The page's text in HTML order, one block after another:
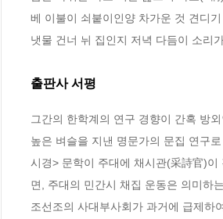
베 이불이 쇠붙이인양 차가운 것 견디
냇물 건너 뉘 집인지 저녁 다듬이 소리
출판사 서평
그간의 한학계의 연구 경향이 간혹 방
높은 벼슬을 지낸 명문가의 문집 연구
시경> 문학이 주대에 채시관(采詩官)
면, 주대의 민간시 채집 운동은 의미하
조선조의 사대부사회가 과거에 급제하